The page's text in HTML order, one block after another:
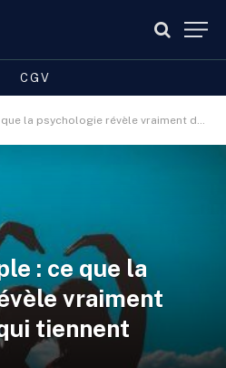
CGV
révèle vraiment des relations qui tiennent
: ce que la
vraiment
tiennent